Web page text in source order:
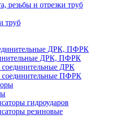
резьбы и отрезки труб
труб
ДРК, ПФРК
ДРК
ПФРК
гидроударов
резиновые